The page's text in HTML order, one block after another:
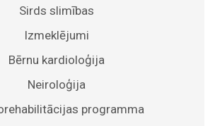
Sirds slimības
Izmeklējumi
Bērnu kardioloģija
Neiroloģija
programma